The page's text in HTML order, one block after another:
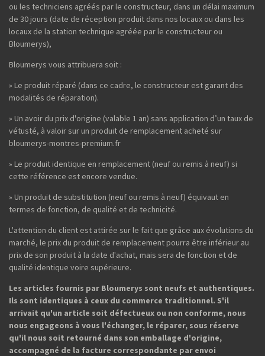
ou les techniciens agréés par le constructeur, dans un délai maximum
de 30 jours (date de réception produit dans nos locaux ou dans les
locaux de la station technique agréée par le constructeur ou
Bloumerys),
Bloumerys vous attribuera soit :
» Le produit réparé (dans ce cadre, le constructeur est garant des
modalités de réparation).
» Un avoir du prix d'origine (valable 1 an) sans application d’un taux de
vétusté, à valoir sur un produit de remplacement acheté sur
bloumerys-montres-premium.fr
» Le produit identique en remplacement (neuf ou remis à neuf) si
cette référence est encore vendue.
» Un produit de substitution (neuf ou remis à neuf) équivaut en
termes de fonction, de qualité et de technicité.
L'attention du client est attirée sur le fait que grâce aux évolutions du
marché, le prix du produit de remplacement pourra être inférieur au
prix de son produit à la date d'achat, mais sera de fonction et de
qualité identique voire supérieure.
Les articles fournis par Bloumerys sont neufs et authentiques.
Ils sont identiques à ceux du commerce traditionnel. S'il
arrivait qu'un article soit défectueux ou non conforme, nous
nous engageons à vous l'échanger, le réparer, sous réserve
qu'il nous soit retourné dans son emballage d'origine,
accompagné de la facture correspondante par envoi